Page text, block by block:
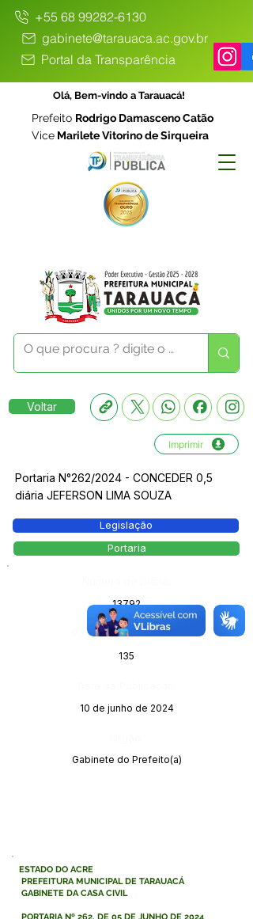
+55 68 99282-6130
gabinete@tarauaca.ac.gov.br
Portal da Transparência
Olá, Bem-vindo a Tarauacá!
Prefeito Rodrigo Damasceno Catão
Vice Marilete Vitorino de Sirqueira
Voltar
Imprimir
Portaria N°262/2024 - CONCEDER 0,5
diária JEFERSON LIMA SOUZA
Legislação
Portaria
13792
Página da Publicação:
135
10 de junho de 2024
Gabinete do Prefeito(a)
ESTADO DO ACRE
PREFEITURA MUNICIPAL DE TARAUACÁ
GABINETE DA CASA CIVIL